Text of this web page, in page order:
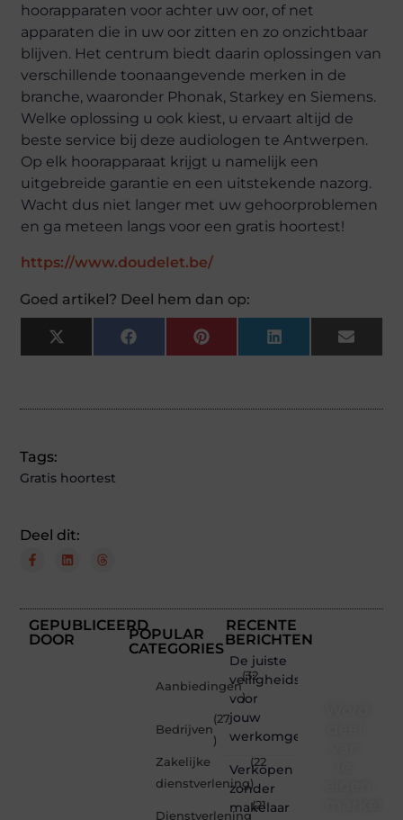
hoorapparaten voor achter uw oor, of net
apparaten die in uw oor zitten en zo onzichtbaar
blijven. Het centrum biedt daarin oplossingen van
verschillende toonaangevende merken in de
branche, waaronder Phonak, Starkey en Siemens.
Welke oplossing u ook kiest, u ervaart altijd de
beste service bij deze audiologen te Antwerpen.
Op elk hoorapparaat krijgt u namelijk een
uitgebreide garantie en een uitstekende nazorg.
Wacht dus niet langer met uw gehoorproblemen
en ga meteen langs voor een gratis hoortest!
https://www.doudelet.be/
Goed artikel? Deel hem dan op:
X
(Twitter)
FacebookPinterestLinkedInEmail
Tags:
Gratis hoortest
Deel dit:
GEPUBLICEERD
DOOR
POPULAR
CATEGORIES
Aanbiedingen
(32
)
Bedrijven
(27
)
Zakelijke
dienstverlening
(22
)
Dienstverlening
(21
RECENTE
BERICHTEN
De juiste
veiligheidsschoenen
voor
jouw
werkomgeving
Verkopen
zonder
makelaar